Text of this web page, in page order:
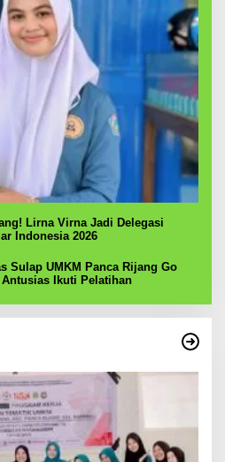
Lirna Virna Jadi Delegasi
Indonesia 2026
Sulap UMKM Panca Rijang Go
Ikuti Pelatihan